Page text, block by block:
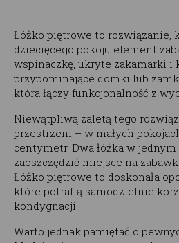
Łóżko piętrowe to rozwiązanie,
dziecięcego pokoju element
wspinaczkę, ukryte zakamarki i
przypominające domki lub
która łączy funkcjonalność z
Niewątpliwą zaletą tego
przestrzeni – w małych
centymetr. Dwa łóżka w
zaoszczędzić miejsce na
Łóżko piętrowe to doskonała
które potrafią samodzielnie
kondygnacji.
Warto jednak pamiętać o